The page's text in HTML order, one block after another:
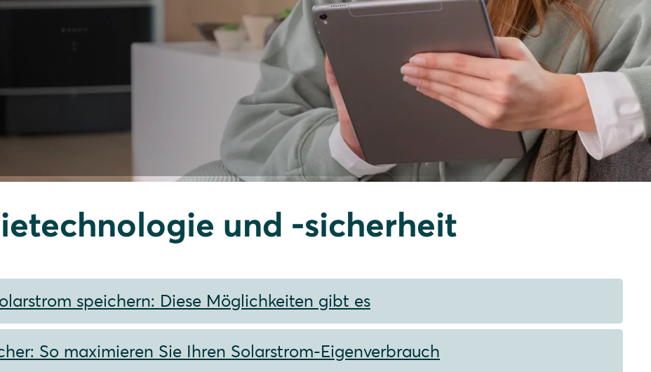
und -sicherheit
speichern: Diese Möglichkeiten gibt es
So maximieren Sie Ihren Solarstrom-Eigenverbrauch